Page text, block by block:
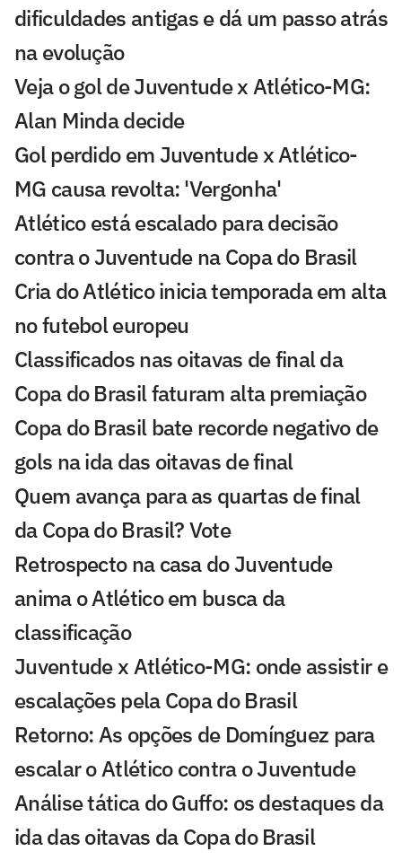
dificuldades antigas e dá um passo atrás
na evolução
Veja o gol de Juventude x Atlético-MG:
Alan Minda decide
Gol perdido em Juventude x Atlético-
MG causa revolta: 'Vergonha'
Atlético está escalado para decisão
contra o Juventude na Copa do Brasil
Cria do Atlético inicia temporada em alta
no futebol europeu
Classificados nas oitavas de final da
Copa do Brasil faturam alta premiação
Copa do Brasil bate recorde negativo de
gols na ida das oitavas de final
Quem avança para as quartas de final
da Copa do Brasil? Vote
Retrospecto na casa do Juventude
anima o Atlético em busca da
classificação
Juventude x Atlético-MG: onde assistir e
escalações pela Copa do Brasil
Retorno: As opções de Domínguez para
escalar o Atlético contra o Juventude
Análise tática do Guffo: os destaques da
ida das oitavas da Copa do Brasil